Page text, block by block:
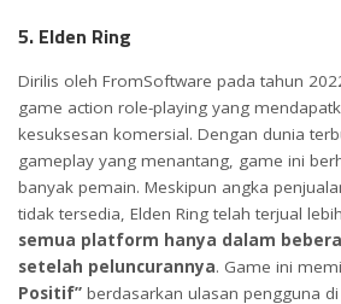
5. Elden Ring
Dirilis oleh FromSoftware pada tahun
game action role-playing yang
kesuksesan komersial. Dengan dunia
gameplay yang menantang, game ini
banyak pemain. Meskipun angka
tidak tersedia, Elden Ring telah terjual
semua platform hanya dalam
setelah peluncurannya. Game ini
Positif” berdasarkan ulasan pengguna di